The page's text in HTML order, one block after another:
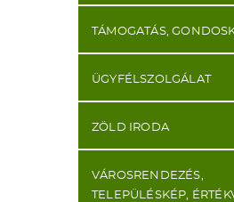
TÁMOGATÁS,
ÜGYFÉLSZOLGÁLAT
ZÖLD IRODA
VÁROSRENDEZÉS,
TELEPÜLÉSKÉP,